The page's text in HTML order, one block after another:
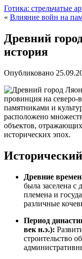
Готика: стрельчатые
« Влияние войн на
Древний
история
Опубликовано
провинция на северо-
памятниками и
расположено
объектов,
исторических эпох.
Древние
была заселена с
племена и
различные
Период
век н.э.):
строительство